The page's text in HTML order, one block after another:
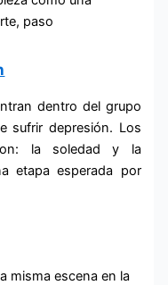
paso
dentro del grupo
sufrir depresión. Los
la soledad y la
etapa esperada por
misma escena en la